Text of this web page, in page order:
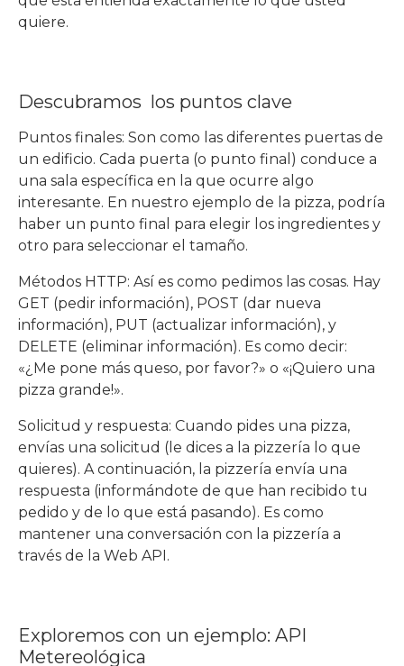
quiere.
Descubramos los puntos clave
Puntos finales: Son como las diferentes puertas de
un edificio. Cada puerta (o punto final) conduce a
una sala específica en la que ocurre algo
interesante. En nuestro ejemplo de la pizza, podría
haber un punto final para elegir los ingredientes y
otro para seleccionar el tamaño.
Métodos HTTP: Así es como pedimos las cosas. Hay
GET (pedir información), POST (dar nueva
información), PUT (actualizar información), y
DELETE (eliminar información). Es como decir:
«¿Me pone más queso, por favor?» o «¡Quiero una
pizza grande!».
Solicitud y respuesta: Cuando pides una pizza,
envías una solicitud (le dices a la pizzería lo que
quieres). A continuación, la pizzería envía una
respuesta (informándote de que han recibido tu
pedido y de lo que está pasando). Es como
mantener una conversación con la pizzería a
través de la Web API.
Exploremos con un ejemplo: API
Metereológica